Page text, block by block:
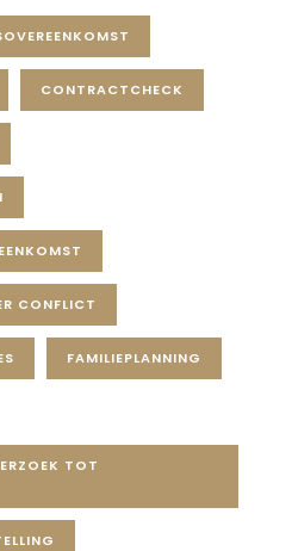
CONTRACTCHECK
CONFLICT
FAMILIEPLANNING
TOT